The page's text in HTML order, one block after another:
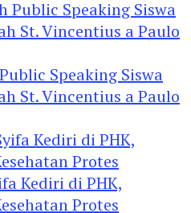
Speaking Siswa
St. Vincentius a Paulo
Kediri di PHK,
Protes